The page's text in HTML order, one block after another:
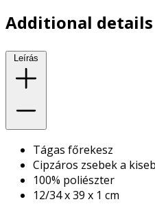
Additional details
Leírás
Tágas főrekesz
Cipzáros zsebek a
100% poliészter
12/34 x 39 x 1 cm